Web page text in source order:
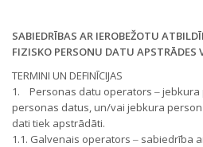
SABIEDRĪBAS AR IEROBEŽOTU
FIZISKO PERSONU DATU APSTRĀDES
TERMINI UN DEFINĪCIJAS
1. Personas datu operators ‒ jebkura
personas datus, un/vai jebkura
dati tiek apstrādāti.
1.1. Galvenais operators ‒ sabiedrība